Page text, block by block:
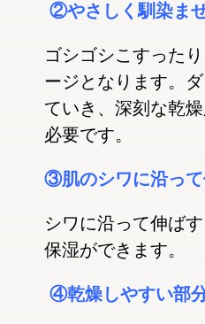
②やさしく馴染ま
ゴシゴシこすった
ージとなります。
ていき、深刻な乾
必要です。
③肌のシワに沿っ
シワに沿って伸ば
保湿ができます。
④乾燥しやすい部